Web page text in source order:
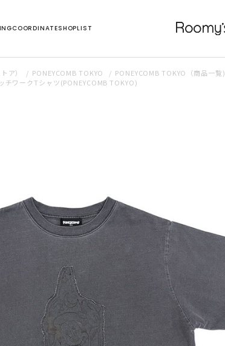
COORDINATESHOPLIST
ア） PONEYCOMB TOKYO PONEYCOMB TOKYO（商品一覧)
ワークTシャツ(PONEYCOMB TOKYO)